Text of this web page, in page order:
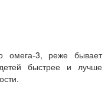
3, реже бывает
быстрее и лучше